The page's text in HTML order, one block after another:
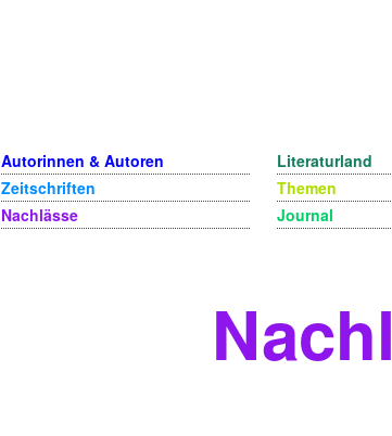
Autorinnen & Autoren
Zeitschriften
Nachlässe
Literaturland
Themen
Journal